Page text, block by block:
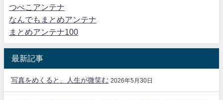
つべこアンテナ
なんでもまとめアンテナ
まとめアンテナ100
最新記事
写真をめくると、人生が微笑む 2026年5月30日